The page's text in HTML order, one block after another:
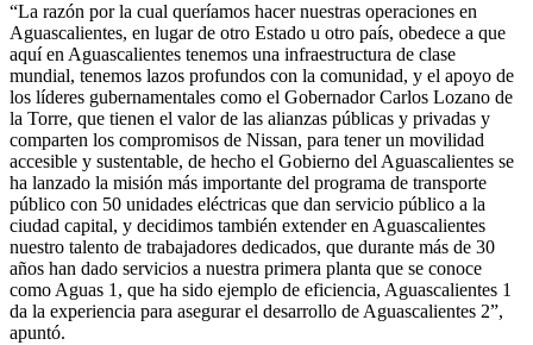
“La razón por la cual queríamos hacer nuestras operaciones en
Aguascalientes, en lugar de otro Estado u otro país, obedece a que
aquí en Aguascalientes tenemos una infraestructura de clase
mundial, tenemos lazos profundos con la comunidad, y el apoyo de
los líderes gubernamentales como el Gobernador Carlos Lozano de
la Torre, que tienen el valor de las alianzas públicas y privadas y
comparten los compromisos de Nissan, para tener un movilidad
accesible y sustentable, de hecho el Gobierno del Aguascalientes se
ha lanzado la misión más importante del programa de transporte
público con 50 unidades eléctricas que dan servicio público a la
ciudad capital, y decidimos también extender en Aguascalientes
nuestro talento de trabajadores dedicados, que durante más de 30
años han dado servicios a nuestra primera planta que se conoce
como Aguas 1, que ha sido ejemplo de eficiencia, Aguascalientes 1
da la experiencia para asegurar el desarrollo de Aguascalientes 2”,
apuntó.